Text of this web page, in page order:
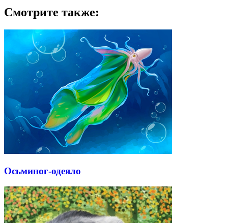
Смотрите также:
Осьминог-одеяло